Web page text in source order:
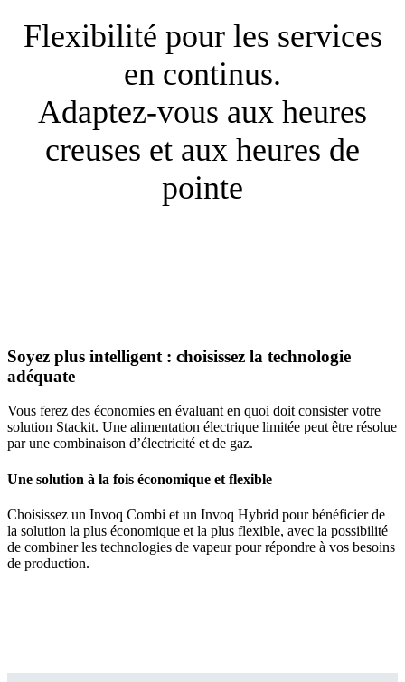
Flexibilité pour les services
en continus.
Adaptez-vous aux heures
creuses et aux heures de
pointe
Soyez plus intelligent : choisissez la technologie
adéquate
Vous ferez des économies en évaluant en quoi doit consister votre
solution Stackit. Une alimentation électrique limitée peut être résolue
par une combinaison d’électricité et de gaz.
Une solution à la fois économique et flexible
Choisissez un Invoq Combi et un Invoq Hybrid pour bénéficier de
la solution la plus économique et la plus flexible, avec la possibilité
de combiner les technologies de vapeur pour répondre à vos besoins
de production.